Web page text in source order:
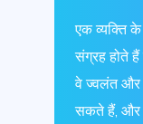
एक व्यक्ति
संग्रह होते
वे ज्वलंत और
सकते हैं, और